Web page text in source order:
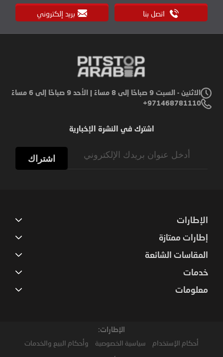
اتصل بنا بريد إلكتروني
الاثنين - السبت 9 صباحًا إلى 8 مساءً | الأحد 9 صباحًا إلى 6 مساءً
971468781110+
اشترك في النشرة الإخبارية
اشتراك
الإطارات
إطارات ممتازة
المقاسات الشائعة
خدمات
معلومات
الإطارات:
أحكام الإستخدام سياسية الخصوصية وأحكام البيع والخدمات